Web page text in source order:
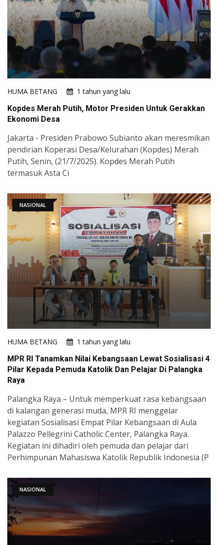
HUMA BETANG
1 tahun yang lalu
Kopdes Merah Putih, Motor Presiden Untuk Gerakkan
Ekonomi Desa
Jakarta - Presiden Prabowo Subianto akan meresmikan
pendirian Koperasi Desa/Kelurahan (Kopdes) Merah
Putih, Senin, (21/7/2025). Kopdes Merah Putih
termasuk Asta Ci
NASIONAL
HUMA BETANG
1 tahun yang lalu
MPR RI Tanamkan Nilai Kebangsaan Lewat Sosialisasi 4
Pilar Kepada Pemuda Katolik Dan Pelajar Di Palangka
Raya
Palangka Raya – Untuk memperkuat rasa kebangsaan
di kalangan generasi muda, MPR RI menggelar
kegiatan Sosialisasi Empat Pilar Kebangsaan di Aula
Palazzo Pellegrini Catholic Center, Palangka Raya.
Kegiatan ini dihadiri oleh pemuda dan pelajar dari
Perhimpunan Mahasiswa Katolik Republik Indonesia (P
NASIONAL